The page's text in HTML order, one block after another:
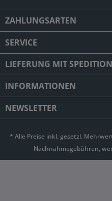
ZAHLUNGSARTEN
SERVICE
LIEFERUNG MIT
INFORMATIONEN
NEWSLETTER
* Alle Preise inkl. gesetzl.
Nachnahmegebühren,